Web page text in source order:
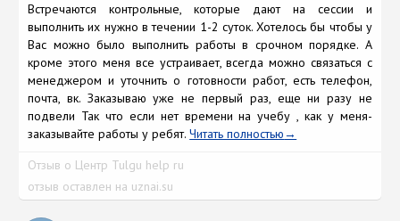
Встречаются контрольные, которые дают на сессии и
выполнить их нужно в течении 1-2 суток. Хотелось бы чтобы у
Вас можно было выполнить работы в срочном порядке. А
кроме этого меня все устраивает, всегда можно связаться с
менеджером и уточнить о готовности работ, есть телефон,
почта, вк. Заказываю уже не первый раз, еще ни разу не
подвели Так что если нет времени на учебу , как у меня-
заказывайте работы у ребят.Читать полностью
Отзыв о Центр Tulgu help ru
отзыв оставлен на uznai.su